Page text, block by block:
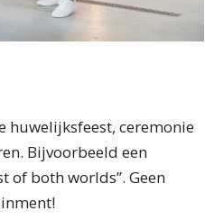
huwelijksfeest, ceremonie
Bijvoorbeeld een
of both worlds”. Geen